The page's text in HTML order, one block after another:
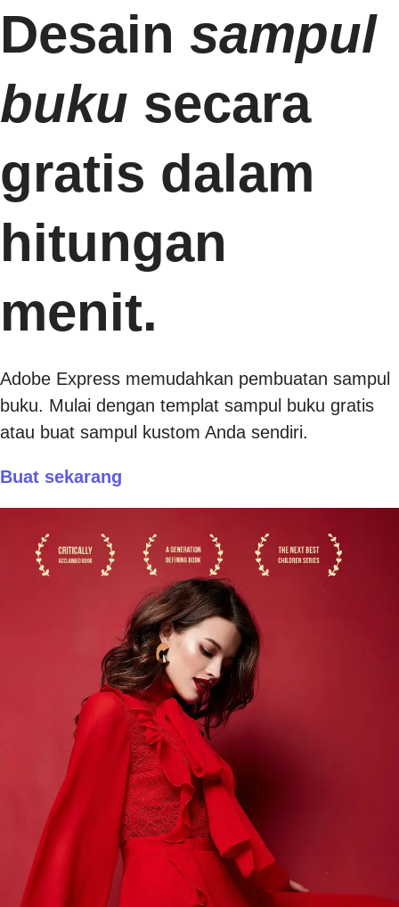
Desain sampul
buku secara
gratis dalam
hitungan
menit.
Adobe Express memudahkan pembuatan sampul
buku. Mulai dengan templat sampul buku gratis
atau buat sampul kustom Anda sendiri.
Buat sekarang